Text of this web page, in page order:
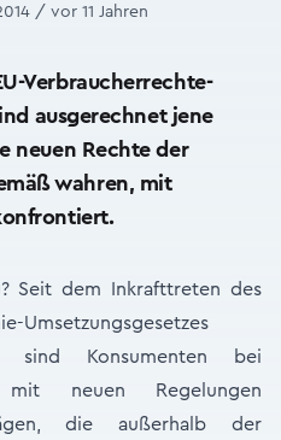
/ vor 11 Jahren
Verbraucherrechte-
ausgerechnet jene
neuen Rechte der
wahren, mit
Seit dem Inkrafttreten des
Umsetzungsgesetzes
sind Konsumenten bei
mit neuen Regelungen
die außerhalb der